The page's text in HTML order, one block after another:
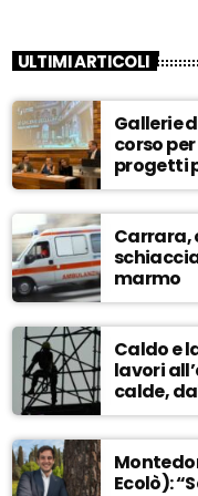
ULTIMI ARTICOLI
Gallerie
corso
progetti
museale
Carrara,
marmo
Caldo e
lavori
calde,
nessuna
Ecolò):